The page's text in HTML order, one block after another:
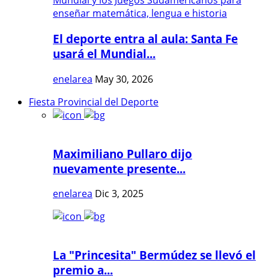
El deporte entra al aula: Santa Fe
usará el Mundial...
enelarea May 30, 2026
Fiesta Provincial del Deporte
Maximiliano Pullaro dijo
nuevamente presente...
enelarea Dic 3, 2025
La "Princesita" Bermúdez se llevó el
premio a...